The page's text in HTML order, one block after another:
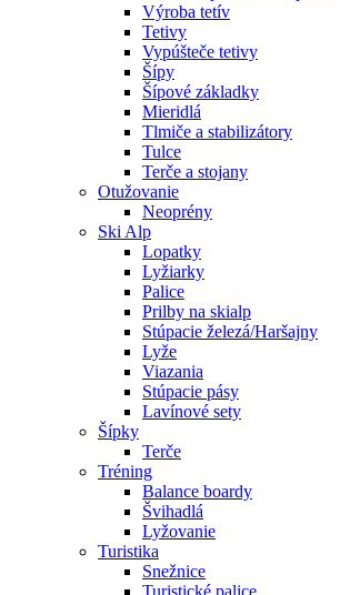
Výroba tetív
Tetivy
Vypúšteče tetivy
Šípy
Šípové základky
Mieridlá
Tlmiče a stabilizátory
Tulce
Terče a stojany
Otužovanie
Neoprény
Ski Alp
Lopatky
Lyžiarky
Palice
Prilby na skialp
Stúpacie železá/Haršajny
Lyže
Viazania
Stúpacie pásy
Lavínové sety
Šípky
Terče
Tréning
Balance boardy
Švihadlá
Lyžovanie
Turistika
Snežnice
Turistické palice